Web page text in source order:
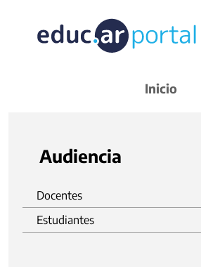
Inicio
Audiencia
Docentes
Estudiantes